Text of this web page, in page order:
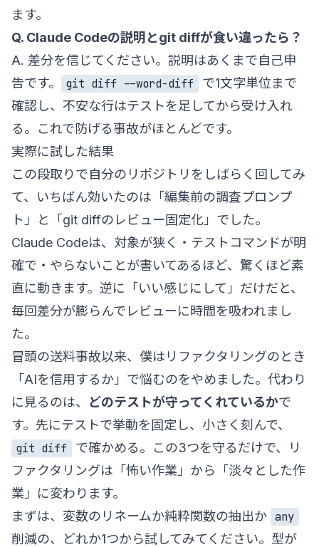
ます。
Q. Claude Codeの説明とgit diffが食い違ったら？
A. 差分を信じてください。説明はあくまで自己申
告です。
git diff --word-diff
で1文字単位まで
確認し、不安な行はテストを足してから受け入れ
る。これで防げる事故がほとんどです。
実際に試した結果
この段取りで自分のリポジトリをしばらく回してみ
て、いちばん効いたのは「編集前の調査プロンプ
ト」と「git diffのレビュー固定化」でした。
Claude Codeは、対象が狭く・テストコマンドが明
確で・やらないことが書いてあるほど、驚くほど素
直に動きます。逆に「いい感じにして」だけだと、
毎回差分が膨らんでレビューに時間を吸われまし
た。
冒頭の送料事故以来、僕はリファクタリングのとき
「AIを信用するか」で悩むのをやめました。代わり
に見るのは、 どのテストが守ってくれているかで
す。先にテストで挙動を固定し、小さく刻んで、
git diff
で確かめる。この3つを守るだけで、リ
ファクタリングは「怖い作業」から「淡々とした作
業」に変わります。
まずは、変数のリネームか純粋関数の抽出か any
削減の、どれか1つから試してみてください。型が